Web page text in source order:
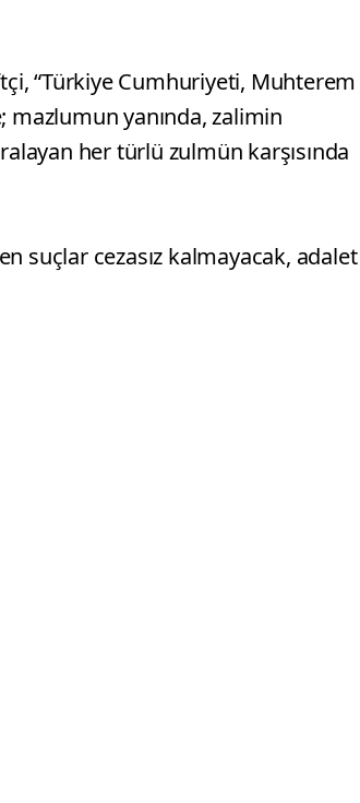
“Türkiye Cumhuriyeti, Muhterem
mazlumun yanında, zalimin
her türlü zulmün karşısında
suçlar cezasız kalmayacak, adalet